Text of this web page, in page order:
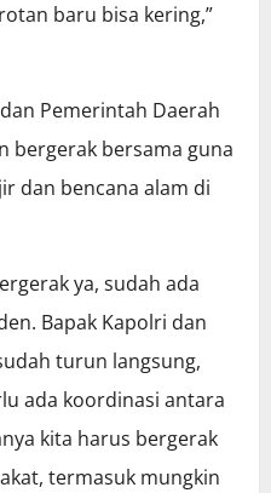
baru bisa kering,”
Pemerintah Daerah
bergerak bersama guna
dan bencana alam di
ya, sudah ada
Bapak Kapolri dan
turun langsung,
ada koordinasi antara
kita harus bergerak
termasuk mungkin